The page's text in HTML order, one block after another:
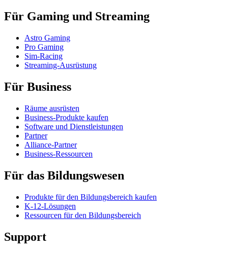
Für Gaming und Streaming
Astro Gaming
Pro Gaming
Sim-Racing
Streaming-Ausrüstung
Für Business
Räume ausrüsten
Business-Produkte kaufen
Software und Dienstleistungen
Partner
Alliance-Partner
Business-Ressourcen
Für das Bildungswesen
Produkte für den Bildungsbereich kaufen
K-12-Lösungen
Ressourcen für den Bildungsbereich
Support